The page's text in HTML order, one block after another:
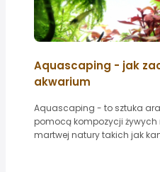
Aquascaping - jak
akwarium
Aquascaping - to sztuka
pomocą kompozycji żywych
martwej natury takich jak